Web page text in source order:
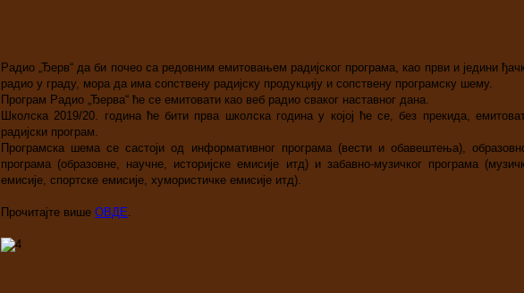
Радио „Ђерв“ да би почео са редовним емитовањем радијског програма, као први и једини
радио у граду, мора да има сопствену радијску продукцију и сопствену програмску шему.
Програм Радио „Ђерва“ ће се емитовати као веб радио сваког наставног дана.
Школска 2019/20. година ће бити прва школска година у којој ће се, без прекида,
радијски програм.
Програмска шема се састоји од информативног програма (вести и обавештења),
програма (образовне, научне, историјске емисијe итд) и забавно-музичког програма
емисије, спортске емисије, хумористичке емисије итд).
Прочитајте више ОВДЕ